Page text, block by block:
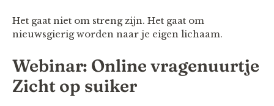
Het gaat niet om streng zijn. Het gaat om
nieuwsgierig worden naar je eigen lichaam.
Webinar: Online vragenuurtje
Zicht op suiker